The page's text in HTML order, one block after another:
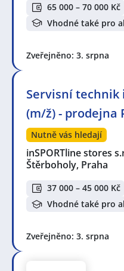
65 000 – 70 000 Kč
Vhodné také pro
Zveřejněno: 3. srpna
Servisní technik
(m/ž) - prodejna
Nutně vás hledají
inSPORTline stores
Štěrboholy, Praha
37 000 – 45 000 Kč
Vhodné také pro
Zveřejněno: 3. srpna